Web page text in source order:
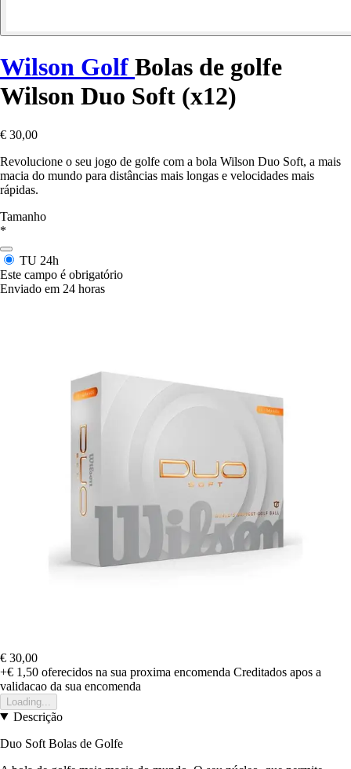
Wilson Golf Bolas de golfe
Wilson Duo Soft (x12)
€ 30,00
Revolucione o seu jogo de golfe com a bola Wilson Duo Soft, a mais
macia do mundo para distâncias mais longas e velocidades mais
rápidas.
Tamanho
*
TU 24h
Este campo é obrigatório
Enviado em 24 horas
€ 30,00
+€ 1,50 oferecidos na sua proxima encomenda Creditados apos a
validacao da sua encomenda
Loading...
Descrição
Duo Soft Bolas de Golfe